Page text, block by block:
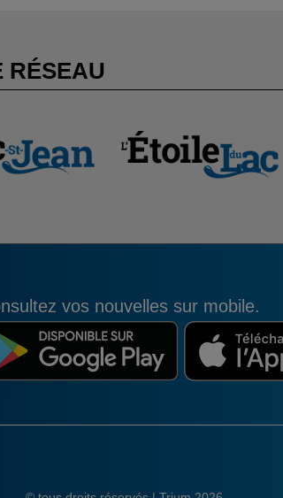
RÉSEAU
vos nouvelles sur mobile.